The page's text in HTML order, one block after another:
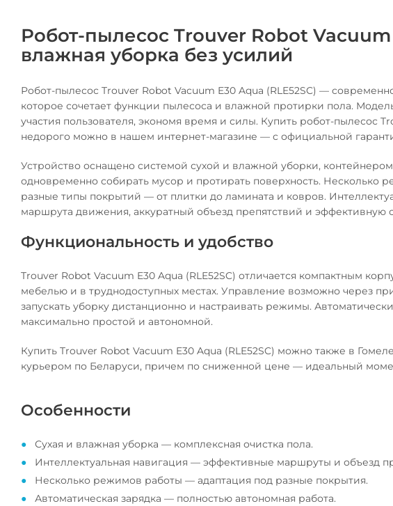
Робот-пылесос Trouver Robot Vacuum
влажная уборка без усилий
Робот-пылесос Trouver Robot Vacuum E30 Aqua (RLE52SC) —
которое сочетает функции пылесоса и влажной протирки пола.
участия пользователя, экономя время и силы. Купить робот-пылесос
недорого можно в нашем интернет-магазине — с официальной
Устройство оснащено системой сухой и влажной уборки,
одновременно собирать мусор и протирать поверхность. Несколько
разные типы покрытий — от плитки до ламината и ковров.
маршрута движения, аккуратный объезд препятствий и эффективную
Функциональность и удобство
Trouver Robot Vacuum E30 Aqua (RLE52SC) отличается компактным
мебелью и в труднодоступных местах. Управление возможно через
запускать уборку дистанционно и настраивать режимы.
максимально простой и автономной.
Купить Trouver Robot Vacuum E30 Aqua (RLE52SC) можно также в
курьером по Беларуси, причем по сниженной цене — идеальный
Особенности
Сухая и влажная уборка — комплексная очистка пола.
Интеллектуальная навигация — эффективные маршруты и объезд
Несколько режимов работы — адаптация под разные покрытия.
Автоматическая зарядка — полностью автономная работа.